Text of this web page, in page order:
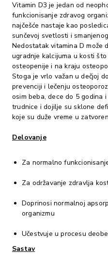
Vitamin D3 je jedan od
funkcionisanje zdravog
najčešće nastaje kao
sunčevoj svetlosti i
Nedostatak vitamina D može
ugradnje kalcijuma u kosti
osteopenije i na kraju
Stoga je vrlo važan u dečjoj
prevenciji i lečenju
osim beba, dece do 5 godina
trudnice i dojilje su sklone
koje su duže vreme u
Delovanje
Za normalno
Za održavanje zdravlja
Doprinosi normalnoj
organizmu
Učestvuje u procesu
Sastav